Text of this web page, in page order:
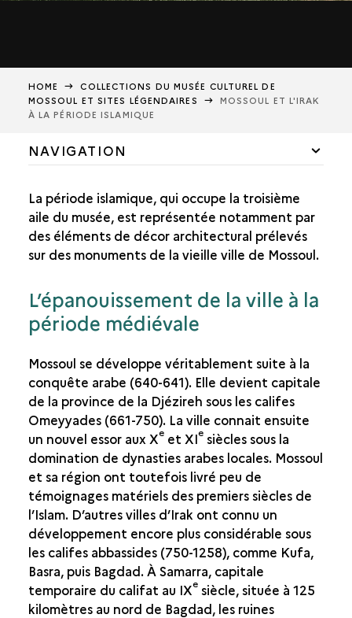
HOME
COLLECTIONS DU MUSÉE CULTUREL DE
MOSSOUL ET SITES LÉGENDAIRES
MOSSOUL ET L'IRAK
À LA PÉRIODE ISLAMIQUE
NAVIGATION
AUX ORIGINES DE LA MÉSOPOTAMIE
LA GLOIRE DE L'EMPIRE ASSYRIEN
LES PÉRIODES ISLAMIQUES
MOSSOUL ET L'IRAK À LA PÉRIODE ISLAMIQUE
La période islamique, qui occupe la troisième
aile du musée, est représentée notamment par
des éléments de décor architectural prélevés
sur des monuments de la vieille ville de Mossoul.
L’épanouissement de la ville à la
période médiévale
Mossoul se développe véritablement suite à la
conquête arabe (640-641). Elle devient capitale
de la province de la Djézireh sous les califes
Omeyyades (661-750). La ville connait ensuite
un nouvel essor aux Xeet XIesiècles sous la
domination de dynasties arabes locales. Mossoul
et sa région ont toutefois livré peu de
témoignages matériels des premiers siècles de
l’Islam. D’autres villes d’Irak ont connu un
développement encore plus considérable sous
les califes abbassides (750-1258), comme Kufa,
Basra, puis Bagdad. À Samarra, capitale
temporaire du califat au IXesiècle, située à 125
kilomètres au nord de Bagdad, les ruines